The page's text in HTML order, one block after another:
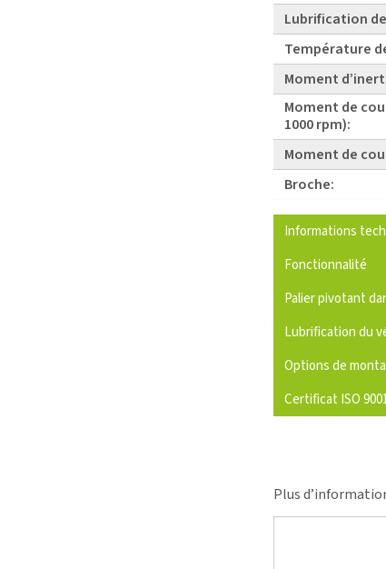
Lubrification
Température
Moment
Moment de
1000 rpm):
Moment de
Broche:
Informations
Fonctionnalité
Palier pivotant
Lubrification du
Options de
Certificat ISO
Plus